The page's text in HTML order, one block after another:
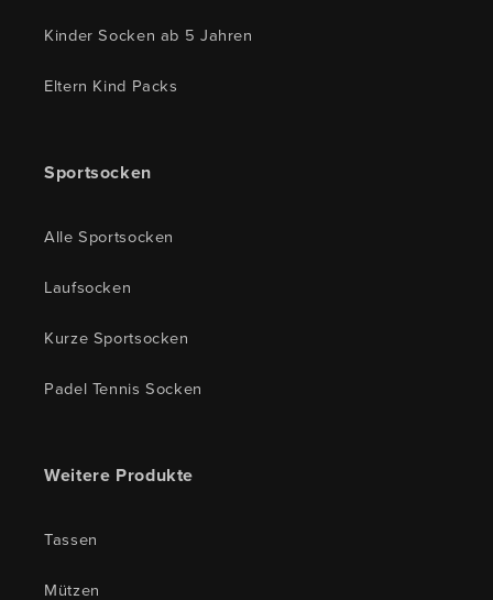
Kinder Socken ab 5 Jahren
Eltern Kind Packs
Sportsocken
Alle Sportsocken
Laufsocken
Kurze Sportsocken
Padel Tennis Socken
Weitere Produkte
Tassen
Mützen